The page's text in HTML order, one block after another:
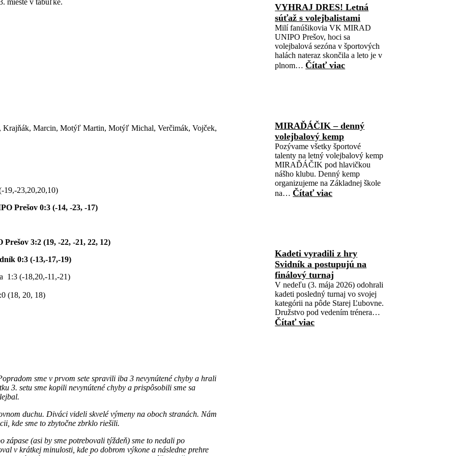
mieste v tabuľke.
Krajňák, Marcin, Motýľ Martin, Motýľ Michal, Verčimák, Vojček,
23,20,20,10)
Prešov 0:3 (-14, -23, -17)
3:2 (19, -22, -21, 22, 12)
0:3 (-13,-17,-19)
1:3 (-18,20,-11,-21)
(18, 20, 18)
sme v prvom sete spravili iba 3 nevynútené chyby a hrali
3. setu sme kopili nevynútené chyby a prispôsobili sme sa
duchu. Diváci videli skvelé výmeny na oboch stranách. Nám
kde sme to zbytočne zbrklo riešili.
(asi by sme potrebovali týždeň) sme to nedali po
v krátkej minulosti, kde po dobrom výkone a následne prehre
VYHRAJ DRES! Letná
súťaž s volejbalistami
Milí fanúšikovia VK MIRAD
UNIPO Prešov, hoci sa
volejbalová sezóna v športových
halách nateraz skončila a leto je v
plnom…Čítať viac
MIRAĎÁČIK – denný
volejbalový kemp
Pozývame všetky športové
talenty na letný volejbalový kemp
MIRAĎÁČIK pod hlavičkou
nášho klubu. Denný kemp
organizujeme na Základnej škole
na…Čítať viac
Kadeti vyradili z hry
Svidník a postupujú na
finálový turnaj
V nedeľu (3. mája 2026) odohrali
kadeti posledný turnaj vo svojej
kategórii na pôde Starej Ľubovne.
Družstvo pod vedením trénera…
Čítať viac